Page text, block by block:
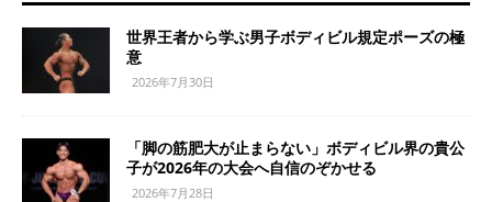
世界王者から学ぶ男子ボディビル規定ポーズの極
意
2026年7月30日
「脚の筋肥大が止まらない」ボディビル界の貴公
子が2026年の大会へ自信のぞかせる
2026年7月28日